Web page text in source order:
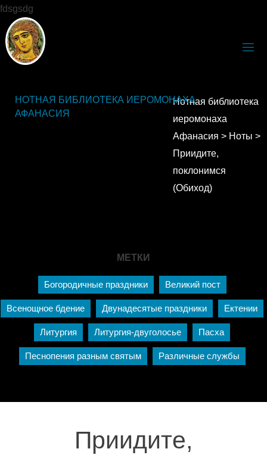
fdsgsdg
НОТНАЯ БИБЛИОТЕКА ИЕРОМОНАХА
АФАНАСИЯ
Нотная библиотека
иеромонаха
Афанасия > Ноты >
Приидите,
поклонимся
(Обиход)
МЕТКИ
Богородичные праздники Великий пост
Всенощное бдение Двунадесятые праздники Ектении
Литургия Литургия-двуголосье Пасха
Песнопения разным святым Различные службы
Приидите,